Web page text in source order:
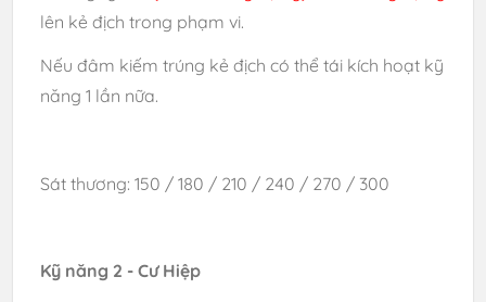
lên kẻ địch trong phạm vi.
Nếu đâm kiếm trúng kẻ địch có thể tái kích hoạt kỹ
năng 1 lần nữa.
Sát thương: 150 / 180 / 210 / 240 / 270 / 300
Kỹ năng 2 - Cư Hiệp